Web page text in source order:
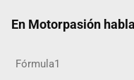
En Motorpasión
Fórmula1